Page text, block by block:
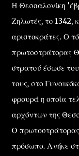
Η Θεσσαλονίκη
Ζηλωτές, το 1342,
αριστοκράτες. Ο
πρωτοστράτορας
στρατού έσωσε
τους, στο
φρουρά η οποία
αρχόντων της
Ο
πρόσωπο. Ανήκε